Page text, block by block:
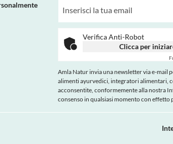
Verifica Anti-Robot
Clicca per
Amla Natur invia una newsletter via e-mail
alimenti ayurvedici, integratori alimentari,
acconsentite, conformemente alla nostra
consenso in qualsiasi momento con effetto